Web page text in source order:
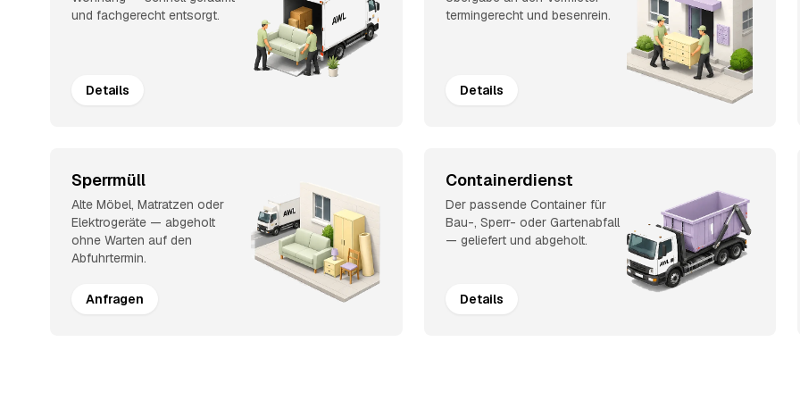
und fachgerecht entsorgt.
Details
termingerecht und besenrein.
Details
Sperrmüll
Alte Möbel, Matratzen oder
Elektrogeräte — abgeholt
ohne Warten auf den
Abfuhrtermin.
Anfragen
Containerdienst
Der passende Container für
Bau-, Sperr- oder Gartenabfall
— geliefert und abgeholt.
Details